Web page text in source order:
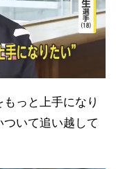
っと上手になり
いて追い越して